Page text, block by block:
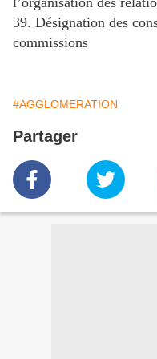
39. Désignation des
commissions
#AGGLOMERATION
Partager